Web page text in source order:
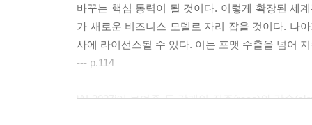
5. 마무리
10장 AI를 이용한 미디어 이용자의 개인정보 보호
1. 논의의 배경
3. AI 기반 미디어 이용자 개인정보 보호를 위한 법
바꾸는 핵심 동력이 될 것이다. 이렇게 확장된 세
가 새로운 비즈니스 모델로 자리 잡을 것이다. 나
사에 라이선스될 수 있다. 이는 포맷 수출을 넘어
--- p.114
‘AI 2027’이 보여준 두 갈래인 질주(race)와 감속